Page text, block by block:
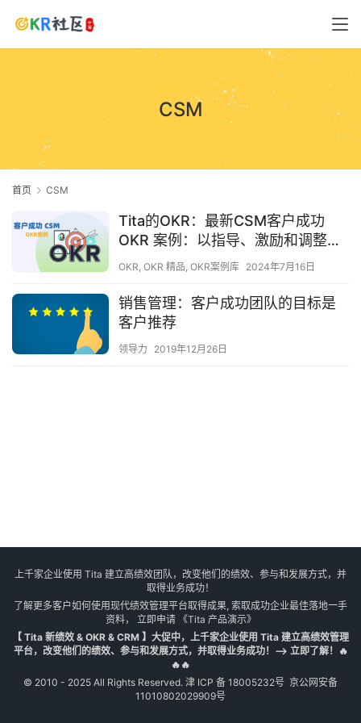
CSM
首页 CSM
Tita的OKR：最新CSM客户成功
OKR 案例：以指导、激励和调整您
的团队
OKR, OKR 精品, OKR案例库 2024年7月16日
销售管理：客户成功团队的目标是
客户推荐
领导力 2019年12月26日
上千家企业使用 Tita 建立高绩效团队，改变他们的绩效、参与和发展方式，并
取得业务成功！
了解更多客户如何使用现代绩效管理平台取得成果, 索取成功企业最佳落地一手
资料， 立即申请《Tita 产品演示》
【 Tita 新绩效 & OKR & CRM 】大促中，上千家企业使用 Tita 建立高绩效管理
平台，改变他们的绩效、参与和发展方式，并取得业务成功！--> 立即了解！🔥
🔥🔥
© 2010 - 2025 All Rights Reserved. 津 ICP 备 18005232号 京公网安备
11010802029909号